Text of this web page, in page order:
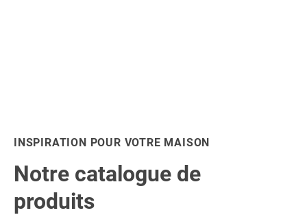
INSPIRATION POUR VOTRE MAISON
Notre catalogue de
produits